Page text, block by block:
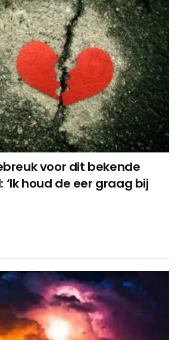
voor dit bekende
houd de eer graag bij